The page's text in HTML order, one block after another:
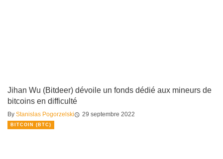
Jihan Wu (Bitdeer) dévoile un fonds dédié aux mineurs de
bitcoins en difficulté
By Stanislas Pogorzelski 29 septembre 2022
BITCOIN (BTC)